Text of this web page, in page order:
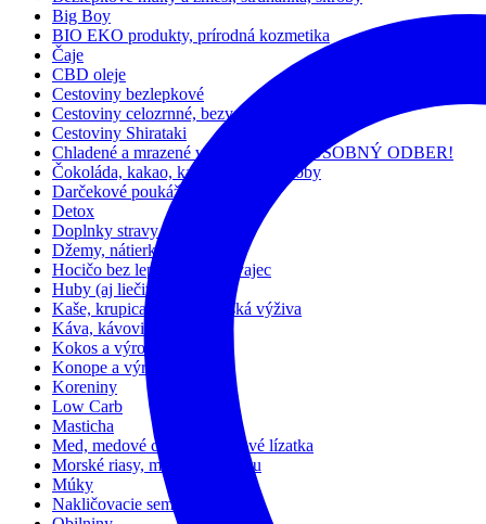
Big Boy
BIO EKO produkty, prírodná kozmetika
Čaje
CBD oleje
Cestoviny bezlepkové
Cestoviny celozrnné, bezvaječné
Cestoviny Shirataki
Chladené a mrazené výrobky – LEN OSOBNÝ ODBER!
Čokoláda, kakao, karob, kakaové bôby
Darčekové poukážky
Detox
Doplnky stravy
Džemy, nátierky a dezerty
Hocičo bez lepku, mlieka, vajec
Huby (aj liečivé)
Kaše, krupica, müsli a detská výživa
Káva, kávovinóvé nápoje
Kokos a výrobky z neho
Konope a výrobky z neho
Koreniny
Low Carb
Masticha
Med, medové cukríky, medové lízatka
Morské riasy, miso, ume, kuzu
Múky
Nakličovacie semienka